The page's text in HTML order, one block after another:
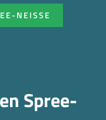
NEISSE
Spree-